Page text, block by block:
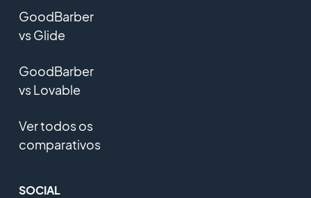
GoodBarber
vs Glide
GoodBarber
vs Lovable
Ver todos os
comparativos
SOCIAL